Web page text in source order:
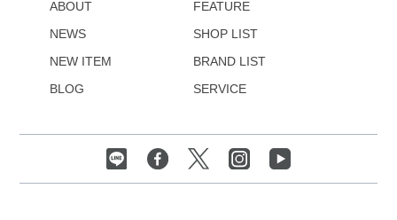
ABOUT
NEWS
NEW ITEM
BLOG
FEATURE
SHOP LIST
BRAND LIST
SERVICE